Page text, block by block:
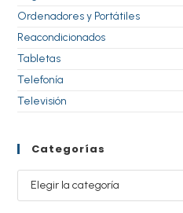
Ordenadores y Portátiles
Reacondicionados
Tabletas
Telefonía
Televisión
Categorías